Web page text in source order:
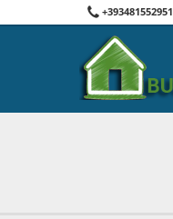
+393481552951